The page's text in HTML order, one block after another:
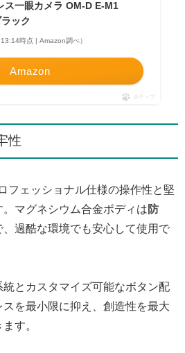
ス一眼カメラ OM-D E-M1
ック
時点 | Amazon調べ）
Amazon
ポチップ
性
フェッショナル仕様の操作性と堅
マグネシウム合金ボディは 防
、過酷な環境でも安心して使用で
とカスタマイズ可能なボタン配
を最小限に抑え、創造性を最大
す。